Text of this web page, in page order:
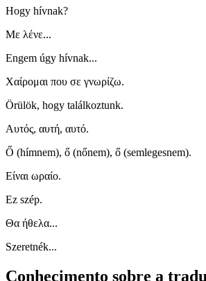
Hogy hívnak?
Με λένε...
Engem úgy hívnak...
Χαίρομαι που σε γνωρίζω.
Örülök, hogy találkoztunk.
Αυτός, αυτή, αυτό.
Ő (hímnem), ő (nőnem), ő (semlegesnem).
Είναι ωραίο.
Ez szép.
Θα ήθελα...
Szeretnék...
Conhecimento sobre a